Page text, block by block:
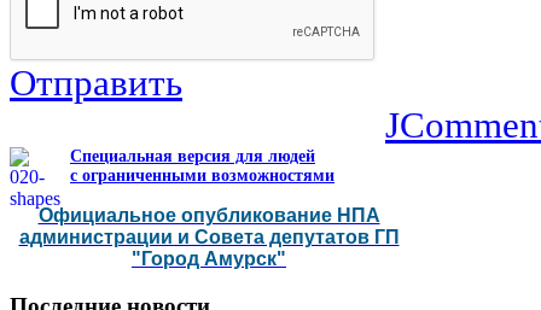
Отправить
Специальная версия для людей
с ограниченными возможностями
Официальное опубликование НПА
администрации и Совета депутатов ГП
"Город Амурск"